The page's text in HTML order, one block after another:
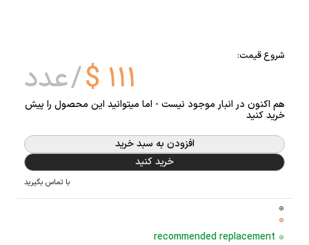
شروع قیمت:
$ ۱۱۱ عدد
هم اکنون در انبار موجود نیست - اما میتوانید این محصول را پیش
خرید کنید
افزودن به سبد خرید
خرید کنید
با تماس بگیرید
recommended replacement